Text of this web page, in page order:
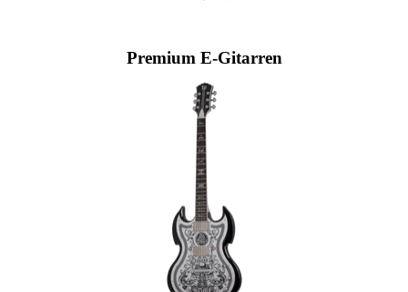
Premium E-Gitarren
Hier klicken